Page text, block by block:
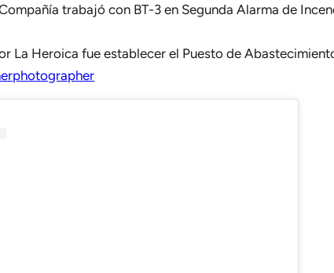
trabajó con BT-3 en Segunda Alarma de
La Heroica fue establecer el Puesto de